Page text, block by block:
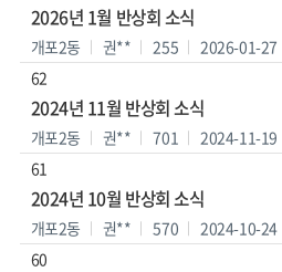
2026년 1월 반상회 소식
개포2동 권** 255
2026-01-27
62
2024년 11월 반상회 소식
개포2동 권** 701
2024-11-19
61
2024년 10월 반상회 소식
개포2동 권** 570
2024-10-24
60